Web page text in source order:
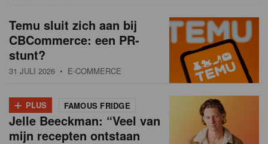
Temu sluit zich aan bij
CBCommerce: een PR-
stunt?
31 JULI 2026 • E-COMMERCE
+ PLUS FAMOUS FRIDGE
Jelle Beeckman: “Veel van
mijn recepten ontstaan